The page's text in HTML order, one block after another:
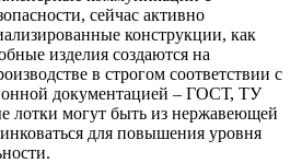
сейчас активно
конструкции, как
изделия создаются на
в строгом соответствии с
документацией – ГОСТ, ТУ
лотки могут быть из нержавеющей
для повышения уровня